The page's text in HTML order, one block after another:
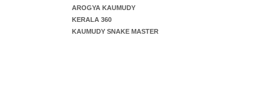
AROGYA KAUMUDY
KERALA 360
KAUMUDY SNAKE MASTER